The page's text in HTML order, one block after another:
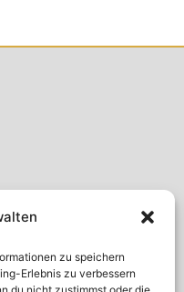
zu speichern
Erlebnis zu verbessern